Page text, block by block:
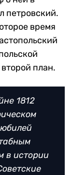
петровский.
время
план.
1812
в истории